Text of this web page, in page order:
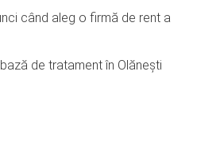
când aleg o firmă de rent a
de tratament în Olănești